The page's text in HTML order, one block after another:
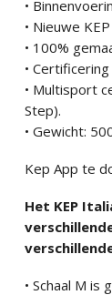
•
• Nieuwe
• 100%
•
• Multisport
Step).
• Gewicht:
Kep App te
Het KEP
• Schaal M